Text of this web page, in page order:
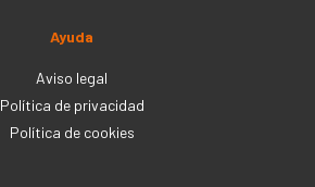
Ayuda
Aviso legal
Política de privacidad
Política de cookies